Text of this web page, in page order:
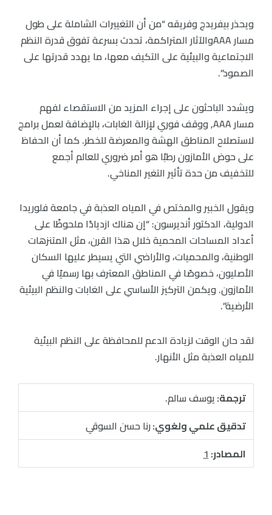
ويحذر بيفريدج وفريقه “من أن التغييرات الشاملة على طول
مسار AAAوالآثار المتراكمة، تحدث بسرعة تفوق قدرة النظم
الاجتماعية والبيئية على التكيف معها، ما يهدد قدرتها على
الصمود”.
ويشدد الباحثون على إجراء المزيد من الاستقصاء لفهم
مسار AAA, ووقف فوري لإزالة الغابات، بالإضافة لعمل برامج
لاستصلاح المناطق الهشة والمعرضة للخطر. كما أن الحفاظ
على حوض الأمازون رطبًا هو أمر ضروري للعالم أجمع
للتخفيف من حدة تأثير التغير المناخي.
ويقول الخبير والمختص في المياه العذبة في جامعة فلوريدا
الدولية، الدكتور أنديرسون: “إن هناك ازديادًا ملحوظًا على
أعداد المساحات المحمية خلال هذا القرن، مثل المتنزهات
الوطنية، والمحميات، والأراضي التي يسيطر عليها السكان
الأصليون، خصوصًا في المناطق المعترف بها رسميًا في
الأمازون. ويكمن التركيز الأساسي على الغابات والنظم البيئية
الأرضية”.
لقد حان الوقت لزيادة الدعم للمحافظة على النظم البيئية
للمياه العذبة مثل الأنهار.
ترجمة:يوسف سالم.
تدقيق علمي ولغوي:رنا حسن السوقي
المصادر:1